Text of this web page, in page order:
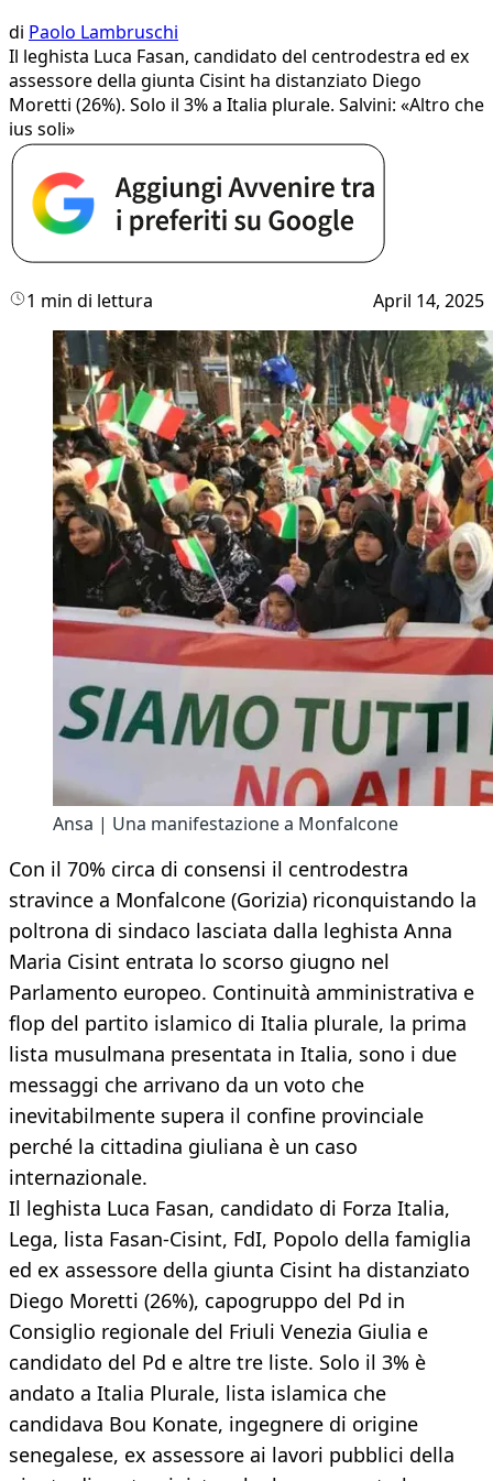
di Paolo Lambruschi
Il leghista Luca Fasan, candidato del centrodestra ed ex
assessore della giunta Cisint ha distanziato Diego
Moretti (26%). Solo il 3% a Italia plurale. Salvini: «Altro che
ius soli»
1 min di lettura April 14, 2025
Ansa | Una manifestazione a Monfalcone
Con il 70% circa di consensi il centrodestra
stravince a Monfalcone (Gorizia) riconquistando la
poltrona di sindaco lasciata dalla leghista Anna
Maria Cisint entrata lo scorso giugno nel
Parlamento europeo. Continuità amministrativa e
flop del partito islamico di Italia plurale, la prima
lista musulmana presentata in Italia, sono i due
messaggi che arrivano da un voto che
inevitabilmente supera il confine provinciale
perché la cittadina giuliana è un caso
internazionale.
Il leghista Luca Fasan, candidato di Forza Italia,
Lega, lista Fasan-Cisint, FdI, Popolo della famiglia
ed ex assessore della giunta Cisint ha distanziato
Diego Moretti (26%), capogruppo del Pd in
Consiglio regionale del Friuli Venezia Giulia e
candidato del Pd e altre tre liste. Solo il 3% è
andato a Italia Plurale, lista islamica che
candidava Bou Konate, ingegnere di origine
senegalese, ex assessore ai lavori pubblici della